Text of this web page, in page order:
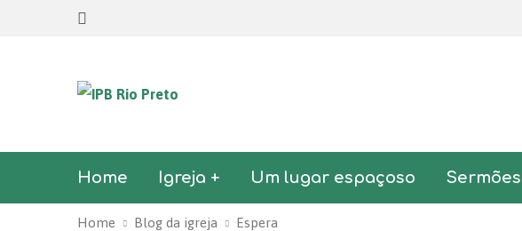
Home Igreja + Um lugar espaçoso Sermões
Home Blog da igreja Espera